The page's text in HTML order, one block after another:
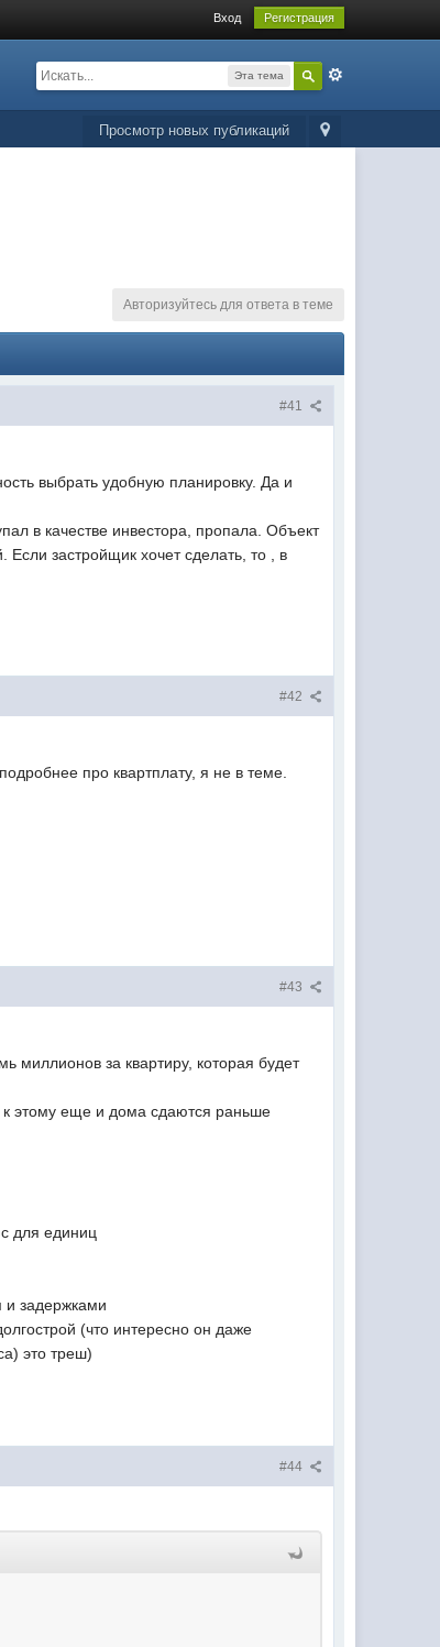
Вход Регистрация
Эта тема
Просмотр новых публикаций
Авторизуйтесь для ответа в теме
#41
выбрать удобную планировку. Да и
в качестве инвестора, пропала. Объект
застройщик хочет сделать, то , в
#42
про квартплату, я не в теме.
#43
миллионов за квартиру, которая будет
этому еще и дома сдаются раньше
для единиц
и задержками
(что интересно он даже
это треш)
#44